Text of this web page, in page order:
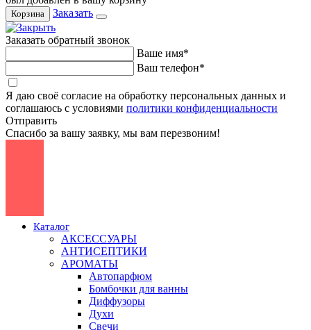
Корзина Заказать
Заказать обратный звонок
Ваше имя*
Ваш телефон*
Я даю своё согласие на обработку персональных данных и
соглашаюсь с условиями политики конфиденциальности
Отправить
Спасибо за вашу заявку, мы вам перезвоним!
Каталог
АКСЕССУАРЫ
АНТИСЕПТИКИ
АРОМАТЫ
Автопарфюм
Бомбочки для ванны
Диффузоры
Духи
Свечи